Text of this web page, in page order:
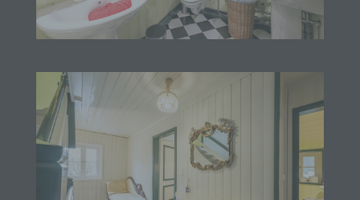
Einwilligung ist jede von der betroffenen Person
Willensbekundung in Form einer Erklärung oder
einer sonstigen eindeutigen bestätigenden
Handlung, mit der die betroffene Person zu
verstehen gibt, dass sie mit der Verarbeitung der
sie betreffenden personenbezogenen Daten
einverstanden ist.